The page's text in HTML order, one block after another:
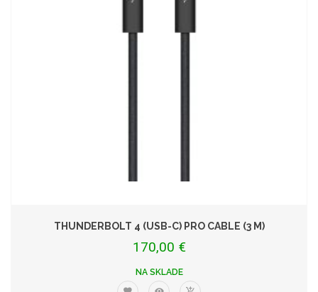
THUNDERBOLT 4 (USB-C) PRO CABLE (3 M)
170,00 €
NA SKLADE